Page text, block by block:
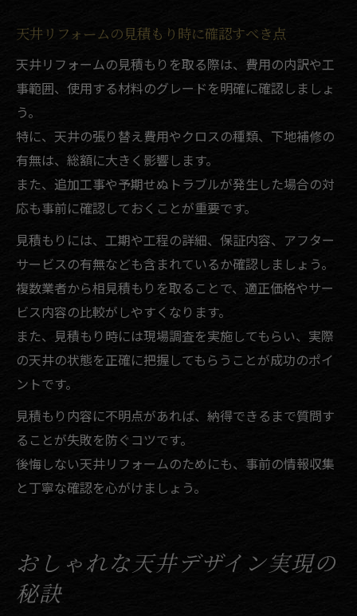
天井リフォームの見積もり時に確認すべき点
天井リフォームの見積もりを取る際は、費用の内訳や工
事範囲、使用する材料のグレードを明確に確認しましょ
う。
特に、天井の張り替え費用やクロスの種類、下地補修の
有無は、総額に大きく影響します。
また、追加工事や予期せぬトラブルが発生した場合の対
応も事前に確認しておくことが重要です。
見積もりには、工期や工程の詳細、保証内容、アフター
サービスの有無なども含まれているか確認しましょう。
複数業者から相見積もりを取ることで、適正価格やサー
ビス内容の比較がしやすくなります。
また、見積もり時には現場調査を実施してもらい、実際
の天井の状態を正確に把握してもらうことが成功のポイ
ントです。
見積もり内容に不明点があれば、納得できるまで質問す
ることが失敗を防ぐコツです。
後悔しない天井リフォームのためにも、事前の情報収集
と丁寧な確認を心がけましょう。
おしゃれな天井デザイン実現の
秘訣